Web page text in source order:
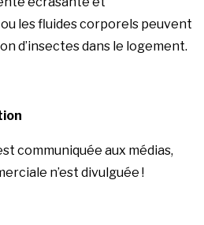
les fluides corporels peuvent
d’insectes dans le logement.
communiquée aux médias,
n’est divulguée !